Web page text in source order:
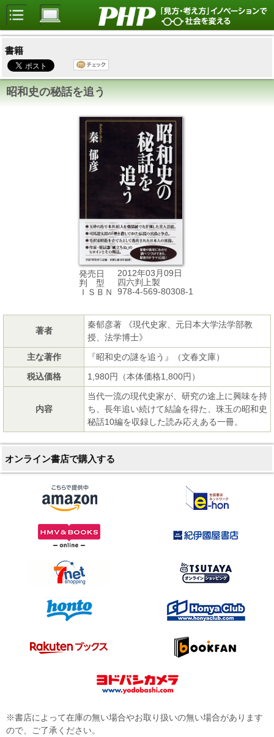
書籍
昭和史の秘話を追う
発売日
2012年03月09日
判 型
四六判上製
ＩＳＢＮ
978-4-569-80308-1
著者
秦郁彦著 《現代史家、元日本大学法学部教
授、法学博士》
主な著作
『昭和史の謎を追う』（文春文庫）
税込価格
1,980円（本体価格1,800円）
内容
当代一流の現代史家が、研究の途上に興味を持
ち、長年追い続けて結論を得た、珠玉の昭和史
秘話10編を収録した読み応えある一冊。
オンライン書店で購入する
※書店によって在庫の無い場合やお取り扱いの無い場合があります
ので、ご了承ください。